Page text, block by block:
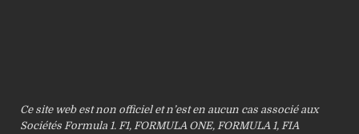
Ce site web est non officiel et n’est en aucun cas associé aux
Sociétés Formula 1. F1, FORMULA ONE, FORMULA 1, FIA